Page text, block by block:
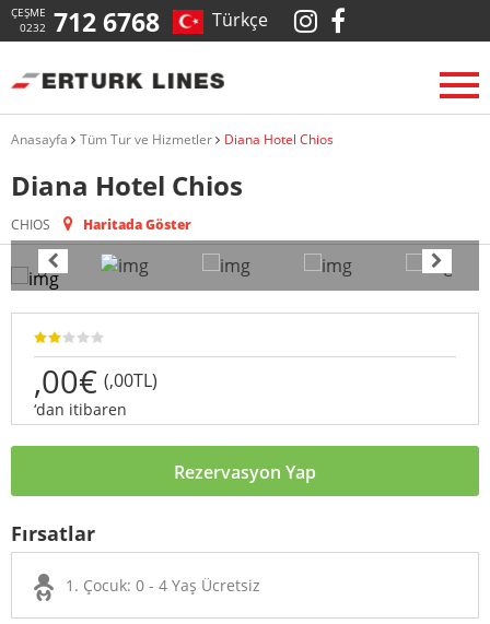
ÇEŞME
0232 712 6768 Türkçe
Anasayfa Tüm Tur ve Hizmetler Diana Hotel Chios
Diana Hotel Chios
CHIOS Haritada Göster
,00€ (,00TL)
‘dan itibaren
Rezervasyon Yap
Fırsatlar
1. Çocuk: 0 - 4 Yaş Ücretsiz